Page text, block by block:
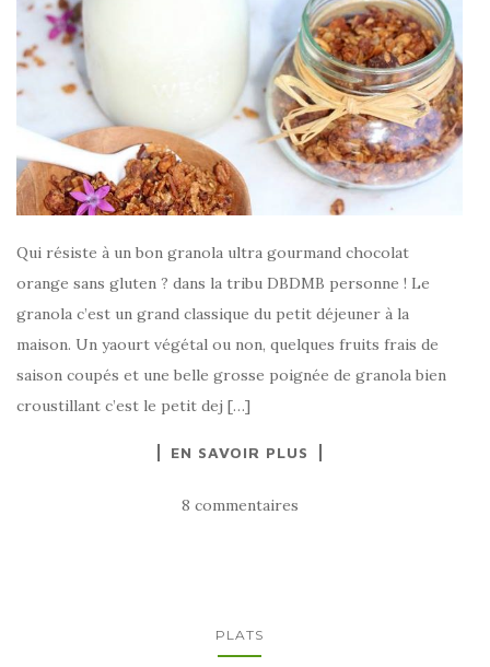
Qui résiste à un bon granola ultra gourmand chocolat
orange sans gluten ? dans la tribu DBDMB personne ! Le
granola c’est un grand classique du petit déjeuner à la
maison. Un yaourt végétal ou non, quelques fruits frais de
saison coupés et une belle grosse poignée de granola bien
croustillant c’est le petit dej […]
EN SAVOIR PLUS
8 commentaires
PLATS